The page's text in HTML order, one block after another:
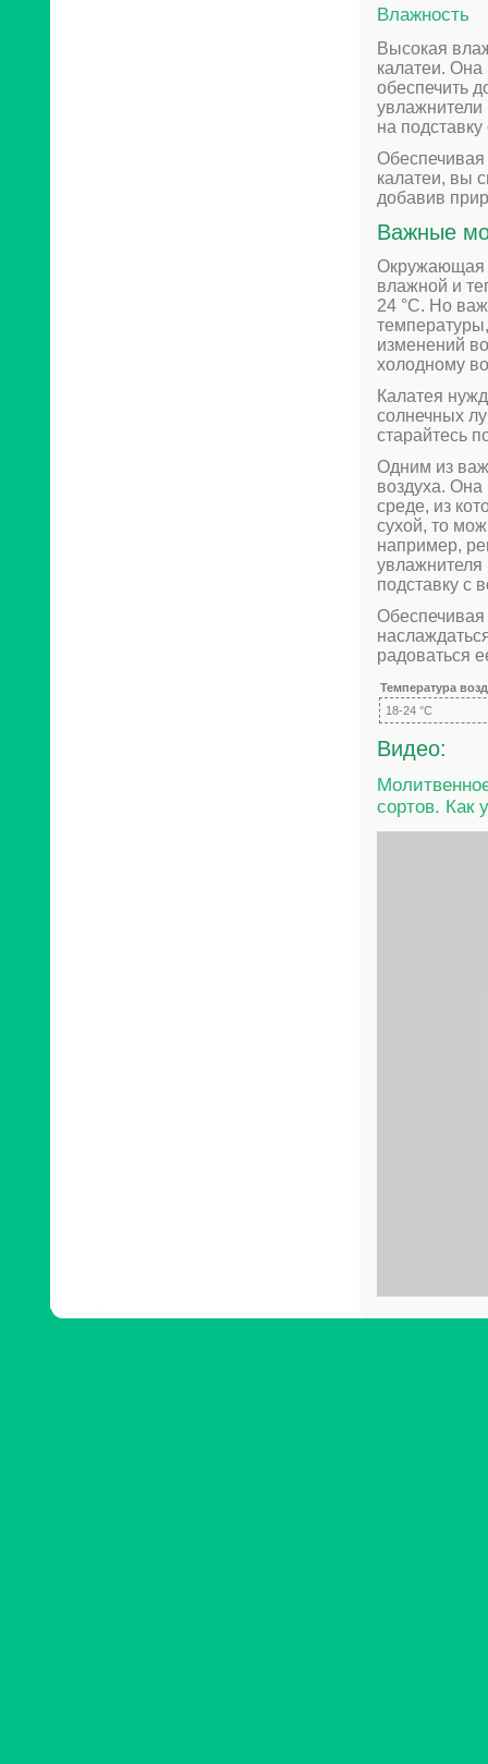
Влажность
Высокая
калатеи. Она
обеспечить
увлажнители
на
калатеи, вы
добавив
Важные
Окружающая
влажной и
24 °C. Но
изменений
холодному
Калатея
солнечных
старайтесь
Одним из
воздуха. Она
среде, из
сухой, то
например,
увлажнителя
подставку с
радоваться
Температура
18-24 °C
Видео:
сортов. Как